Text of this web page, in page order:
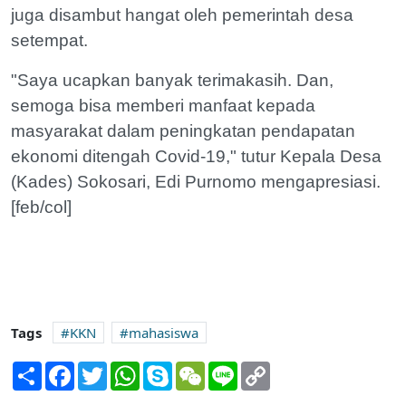
juga disambut hangat oleh pemerintah desa
setempat.
"Saya ucapkan banyak terimakasih. Dan,
semoga bisa memberi manfaat kepada
masyarakat dalam peningkatan pendapatan
ekonomi ditengah Covid-19," tutur Kepala Desa
(Kades) Sokosari, Edi Purnomo mengapresiasi.
[feb/col]
Tags KKN
mahasiswa
Share Facebook
TwitterWhatsApp
SkypeWeChatLine